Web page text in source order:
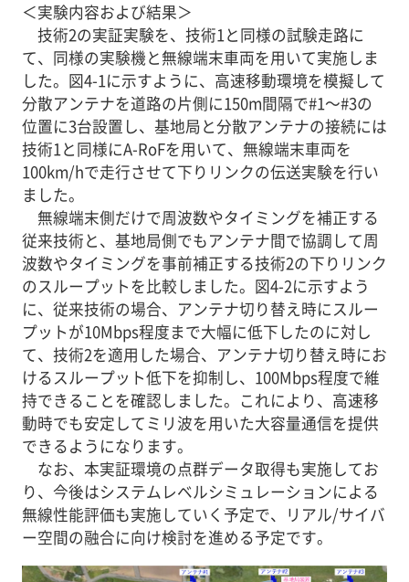
＜実験内容および結果＞
技術2の実証実験を、技術1と同様の試験走路に
て、同様の実験機と無線端末車両を用いて実施しま
した。図4-1に示すように、高速移動環境を模擬して
分散アンテナを道路の片側に150m間隔で#1～#3の
位置に3台設置し、基地局と分散アンテナの接続には
技術1と同様にA-RoFを用いて、無線端末車両を
100km/hで走行させて下りリンクの伝送実験を行い
ました。
無線端末側だけで周波数やタイミングを補正する
従来技術と、基地局側でもアンテナ間で協調して周
波数やタイミングを事前補正する技術2の下りリンク
のスループットを比較しました。図4-2に示すよう
に、従来技術の場合、アンテナ切り替え時にスルー
プットが10Mbps程度まで大幅に低下したのに対し
て、技術2を適用した場合、アンテナ切り替え時にお
けるスループット低下を抑制し、100Mbps程度で維
持できることを確認しました。これにより、高速移
動時でも安定してミリ波を用いた大容量通信を提供
できるようになります。
なお、本実証環境の点群データ取得も実施してお
り、今後はシステムレベルシミュレーションによる
無線性能評価も実施していく予定で、リアル/サイバ
ー空間の融合に向け検討を進める予定です。